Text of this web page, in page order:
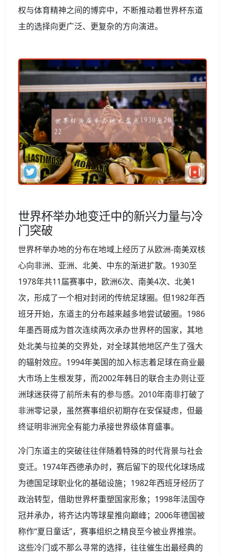
权与体育精神之间的博弈中，不断推动着世界杯东道
主的选择向更广泛、更复杂的方向演进。
世界杯举办地变迁中的新兴力量与冷
门突破
世界杯举办地的分布在地域上经历了从欧洲-南美双核
心向非洲、亚洲、北美、中东的渐进扩散。1930至
1978年共11届赛事中，欧洲6次、南美4次、北美1
次，形成了一个相对封闭的传统足球圈。但1982年西
班牙开始，东道主的分布越来越多地尝试破圈。1986
年墨西哥成为首次连续两次承办世界杯的国家，其地
处北美与拉美的交界处，对全球其他地区产生了强大
的辐射效应。1994年美国的加入标志着足球在商业最
大市场上生根发芽，而2002年韩日的联合主办则让亚
洲球迷获得了前所未有的参与感。2010年南非打破了
非洲零记录，虽然赛事组织初期存在安保疑虑，但最
终证明非洲完全有能力承接世界级体育盛事。
冷门东道主的突破往往伴随着特殊的时代背景与社会
变迁。1974年西德承办时，赛后留下的现代化球场成
为德国足球职业化的基础设施；1982年西班牙经历了
政治转型，借助世界杯重塑国家形象；1998年法国夺
冠并承办，将齐达内等球星推向巅峰；2006年德国被
称作“夏日童话”，赛事组织之精良至今被业界推崇。
这些冷门或不那么寻常的选择，往往催生出最经典的